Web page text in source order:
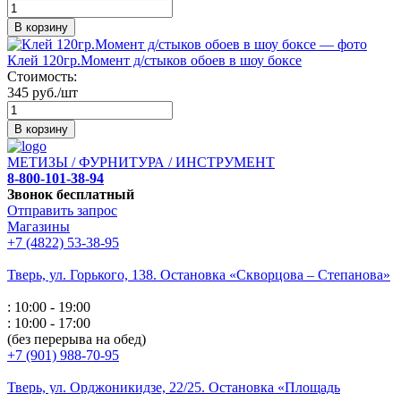
В корзину
Клей 120гр.Момент д/стыков обоев в шоу боксе
Стоимость:
345 руб./шт
В корзину
МЕТИЗЫ / ФУРНИТУРА / ИНСТРУМЕНТ
8-800-101-38-94
Звонок бесплатный
Отправить запрос
Магазины
+7 (4822) 53-38-95
Тверь, ул. Горького, 138. Остановка «Скворцова – Степанова»
: 10:00 - 19:00
: 10:00 - 17:00
(без перерыва на обед)
+7 (901) 988-70-95
Тверь, ул. Орджоникидзе, 22/25. Остановка «Площадь